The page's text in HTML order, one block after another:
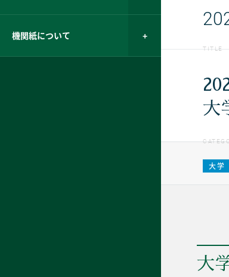
機関紙について
TITLE
大
大学
大